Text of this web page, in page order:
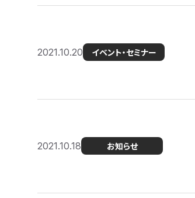
2021.10.20 イベント・セミナー
2021.10.18 お知らせ